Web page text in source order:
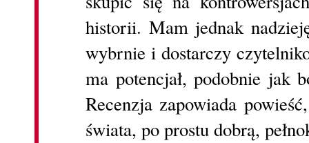
historii. Mam jednak
wybrnie i dostarczy
ma potencjał, podobnie jak
Recenzja zapowiada
świata, po prostu dobrą,